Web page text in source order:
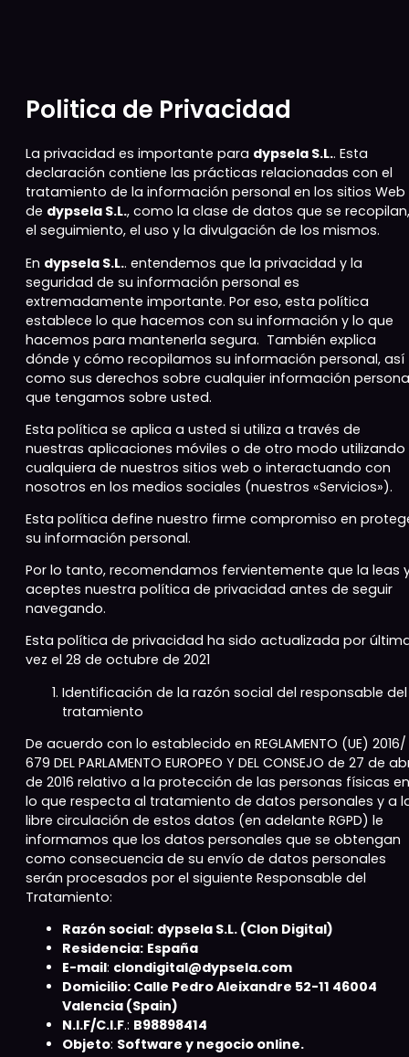
Politica de Privacidad
La privacidad es importante para dypsela S.L.. Esta
declaración contiene las prácticas relacionadas con el
tratamiento de la información personal en los sitios Web
de dypsela S.L., como la clase de datos que se recopilan,
el seguimiento, el uso y la divulgación de los mismos.
En dypsela S.L.. entendemos que la privacidad y la
seguridad de su información personal es
extremadamente importante. Por eso, esta política
establece lo que hacemos con su información y lo que
hacemos para mantenerla segura. También explica
dónde y cómo recopilamos su información personal, así
como sus derechos sobre cualquier información
que tengamos sobre usted.
Esta política se aplica a usted si utiliza a través de
nuestras aplicaciones móviles o de otro modo utilizando
cualquiera de nuestros sitios web o interactuando con
nosotros en los medios sociales (nuestros «Servicios»).
Esta política define nuestro firme compromiso en
su información personal.
Por lo tanto, recomendamos fervientemente que la leas
aceptes nuestra política de privacidad antes de seguir
navegando.
Esta política de privacidad ha sido actualizada por
vez el 28 de octubre de 2021
Identificación de la razón social del responsable del
tratamiento
De acuerdo con lo establecido en REGLAMENTO (UE) 2016/
679 DEL PARLAMENTO EUROPEO Y DEL CONSEJO de 27 de
de 2016 relativo a la protección de las personas físicas en
lo que respecta al tratamiento de datos personales y a
libre circulación de estos datos (en adelante RGPD) le
informamos que los datos personales que se obtengan
como consecuencia de su envío de datos personales
serán procesados por el siguiente Responsable del
Tratamiento:
Razón social: dypsela S.L. (Clon Digital)
Residencia: España
E-mail: clondigital@dypsela.com
Domicilio: Calle Pedro Aleixandre 52-11 46004
Valencia (Spain)
N.I.F/C.I.F.: B98898414
Objeto: Software y negocio online.